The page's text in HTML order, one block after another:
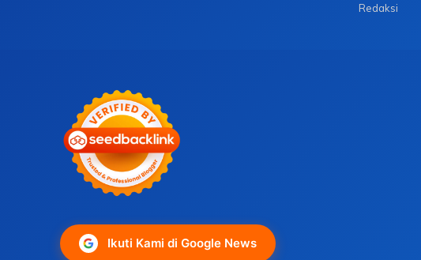
Redaksi
Ikuti Kami di Google News